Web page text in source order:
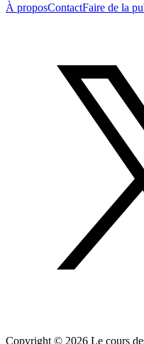
À proposContactFaire de la
Copyright © 2026 Le cours